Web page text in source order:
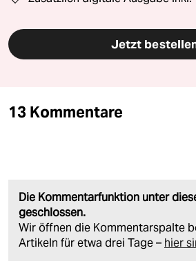
Jetzt
13 Kommentare
Die Kommentarfunktion unter
geschlossen.
Wir öffnen die Kommentarspalte
Artikeln für etwa drei Tage – hier